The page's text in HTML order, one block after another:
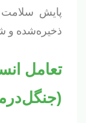
پایش
ذخیره‌شده و
تعامل